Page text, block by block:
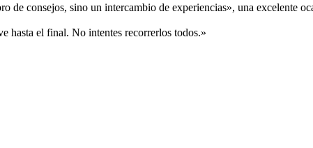
de consejos, sino un intercambio de experiencias», una excelente
hasta el final. No intentes recorrerlos todos.»